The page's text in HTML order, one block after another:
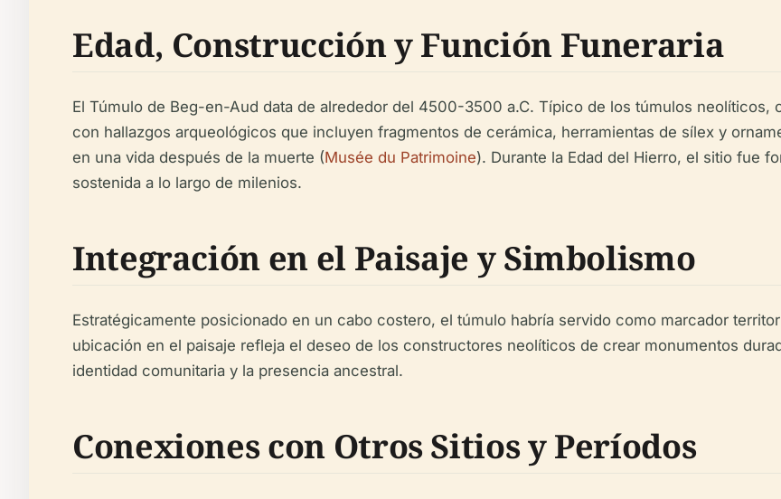
Edad, Construcción y Función Funeraria
El Túmulo de Beg-en-Aud data de alrededor del 4500-3500 a.C. Típico de los túmulos neolíticos,
con hallazgos arqueológicos que incluyen fragmentos de cerámica, herramientas de sílex y
en una vida después de la muerte (Musée du Patrimoine). Durante la Edad del Hierro, el sitio fue
sostenida a lo largo de milenios.
Integración en el Paisaje y Simbolismo
Estratégicamente posicionado en un cabo costero, el túmulo habría servido como marcador
ubicación en el paisaje refleja el deseo de los constructores neolíticos de crear monumentos
identidad comunitaria y la presencia ancestral.
Conexiones con Otros Sitios y Períodos